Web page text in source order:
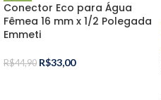
Conector Eco para Água
Fêmea 16 mm x 1/2 Polegada
Emmeti
R$44,90 R$33,00